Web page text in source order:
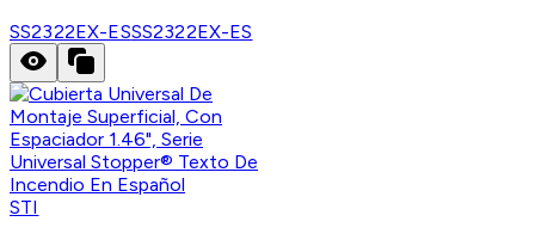
SS2322EX-ESSS2322EX-ES
STI